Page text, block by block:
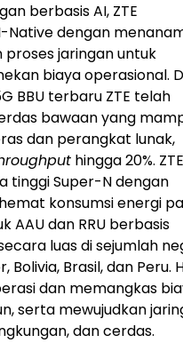
berbasis AI, ZTE
Native dengan
jaringan untuk
biaya operasional.
BBU terbaru ZTE telah
bawaan yang
dan perangkat lunak,
hingga 20%.
tinggi Super-N dengan
konsumsi energi
AAU dan RRU berbasis
luas di sejumlah
Bolivia, Brasil, dan Peru.
dan memangkas
serta mewujudkan
dan cerdas.